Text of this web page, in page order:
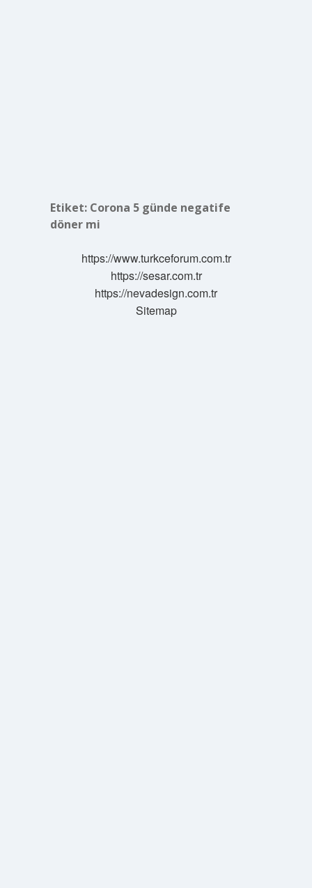
Etiket: Corona 5 günde negatife
döner mi
https://www.turkceforum.com.tr
https://sesar.com.tr
https://nevadesign.com.tr
Sitemap